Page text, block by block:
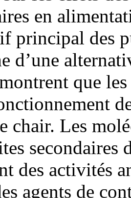
en
principal des
d’une
que
chair. Les
secondaires
des activités
agents de